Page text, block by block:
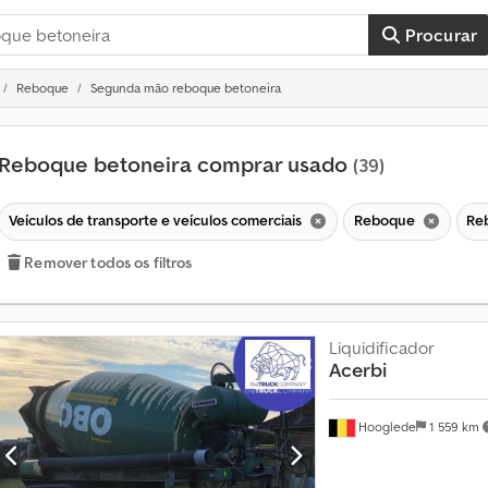
Procurar
Reboque Segunda mão reboque betoneira
Reboque betoneira comprar usado (39)
Veículos de transporte e veículos comerciais Reboque
Remover todos os filtros
Hooglede 1 559 km
Liquidificador
Acerbi
M